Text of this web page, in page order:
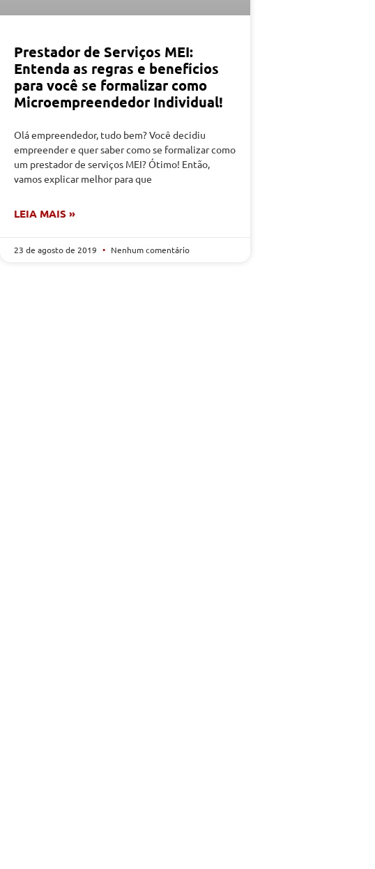
Prestador de Serviços MEI:
Entenda as regras e benefícios
para você se formalizar como
Microempreendedor Individual!
Olá empreendedor, tudo bem? Você decidiu
empreender e quer saber como se formalizar como
um prestador de serviços MEI? Ótimo! Então,
vamos explicar melhor para que
LEIA MAIS »
23 de agosto de 2019 Nenhum comentário